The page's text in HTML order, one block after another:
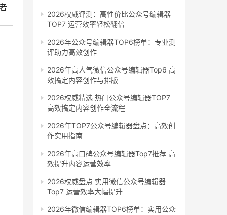
2026权威评测：高性价比公众号编辑器
TOP7 运营效率轻松翻倍
2026年公众号编辑器TOP6榜单：专业测
评助力高效创作
2026年高人气微信公众号编辑器Top6 高
效搞定内容创作与排版
2026权威精选 热门公众号编辑器TOP7
高效搞定内容创作全流程
2026年TOP7公众号编辑器盘点：高效创
作实用指南
2026年高口碑公众号编辑器Top7推荐 高
效提升内容运营效率
2026权威盘点 实用微信公众号编辑器
Top7 运营效率大幅提升
2026年微信编辑器TOP6榜单：实用公众